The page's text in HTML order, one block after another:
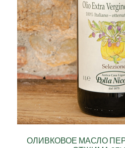
ОЛИВКОВОЕ МАСЛО